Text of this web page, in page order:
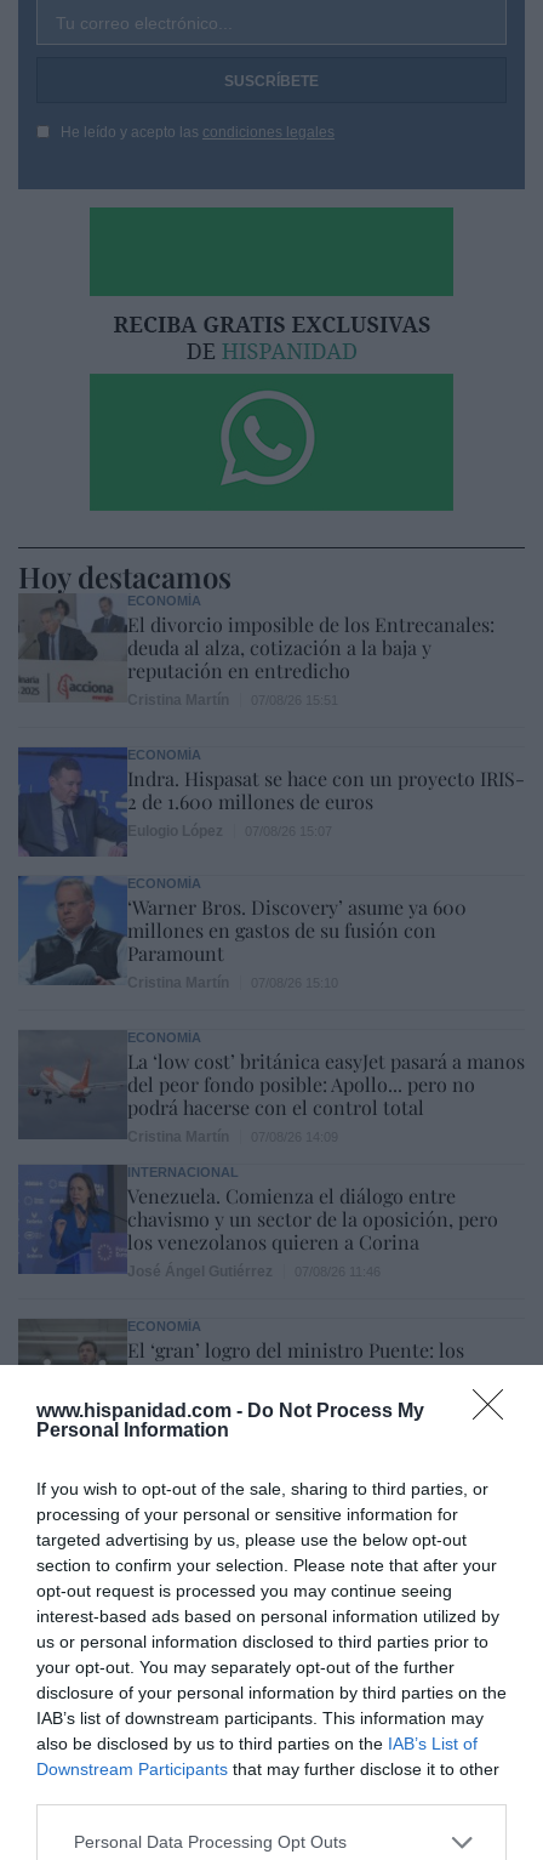
www.hispanidad.com - Do Not Process My
Personal Information
If you wish to opt-out of the sale, sharing to third parties, or
processing of your personal or sensitive information for
targeted advertising by us, please use the below opt-out
section to confirm your selection. Please note that after your
opt-out request is processed you may continue seeing
interest-based ads based on personal information utilized by
us or personal information disclosed to third parties prior to
your opt-out. You may separately opt-out of the further
disclosure of your personal information by third parties on the
IAB’s list of downstream participants. This information may
also be disclosed by us to third parties on the IAB’s List of
Downstream Participants that may further disclose it to other
Personal Data Processing Opt Outs
Tu correo electrónico...
He leído y acepto las condiciones legales
Hoy destacamos
ECONOMÍA
El divorcio imposible de los Entrecanales:
deuda al alza, cotización a la baja y
reputación en entredicho
ECONOMÍA
Indra. Hispasat se hace con un proyecto IRIS-
2 de 1.600 millones de euros
ECONOMÍA
‘Warner Bros. Discovery’ asume ya 600
millones en gastos de su fusión con
Paramount
ECONOMÍA
La ‘low cost’ británica easyJet pasará a manos
del peor fondo posible: Apollo... pero no
podrá hacerse con el control total
INTERNACIONAL
Venezuela. Comienza el diálogo entre
chavismo y un sector de la oposición, pero
los venezolanos quieren a Corina
ECONOMÍA
El ‘gran’ logro del ministro Puente: los
usuarios de tren de alta velocidad caen un
Cristina Martín
Ataque cristianófobo en la muy ‘woke’ ciudad
de Nueva York: destrozan una imagen de la
Virgen María
Redacción 07/08/26 11:46
Marcelo Gullo: “El trabajo de desmitificar la
historia, de poner la verdadera, de
desmontar la falsificación, es un trabajo
cristiano"